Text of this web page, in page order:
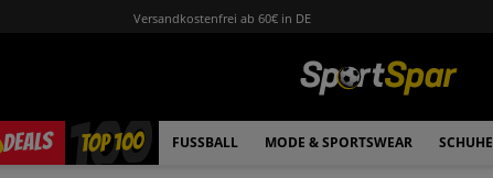
Versandkostenfrei ab 60€ in DE
DEALS TOP 100 FUSSBALL MODE & SPORTSWEAR SCHUHE